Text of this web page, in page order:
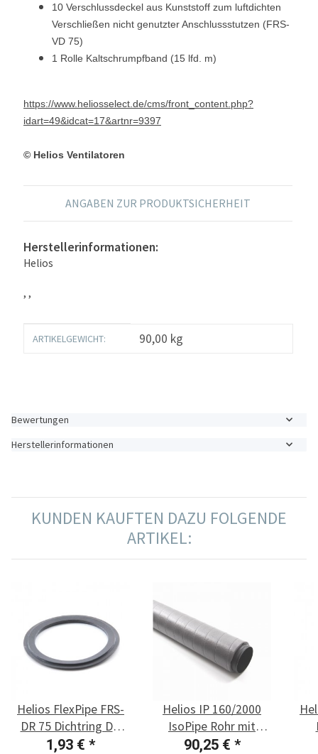
10 Verschlussdeckel aus Kunststoff zum luftdichten
Verschließen nicht genutzter Anschlussstutzen (FRS-
VD 75)
1 Rolle Kaltschrumpfband (15 lfd. m)
https://www.heliosselect.de/cms/front_content.php?
idart=49&idcat=17&artnr=9397
© Helios Ventilatoren
ANGABEN ZUR PRODUKTSICHERHEIT
Herstellerinformationen:
Helios
, ,
Produkteigenschaft
Wert
ARTIKELGEWICHT: 90,00 kg
Bewertungen
Herstellerinformationen
KUNDEN KAUFTEN DAZU FOLGENDE
ARTIKEL:
Helios FlexPipe FRS-
DR 75 Dichtring DN
75, 1 Stück
1,93 € *
Helios IP 160/2000
IsoPipe Rohr mit
Innenverbinder
90,25 € *